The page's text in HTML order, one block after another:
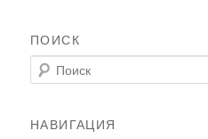
ПОИСК
Поиск
НАВИГАЦИЯ